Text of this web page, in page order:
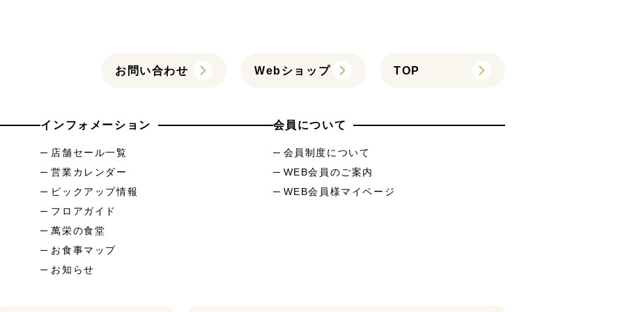
お問い合わせ Webショップ TOP
インフォメーション
店舗セール一覧
営業カレンダー
ピックアップ情報
フロアガイド
萬栄の食堂
お食事マップ
お知らせ
会員について
会員制度について
WEB会員のご案内
WEB会員様マイページ